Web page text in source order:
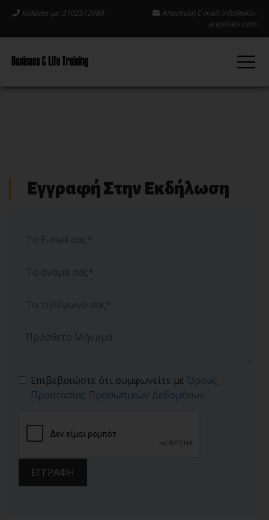
Καλέστε με: 2102512988 Αποστολή E-mail: info@akis-
angelakis.com
Εγγραφή Στην Εκδήλωση
Επιβεβαιώστε ότι συμφωνείτε με Όρους
Προστασίας Προσωπικών Δεδομένων
ΕΓΓΡΑΦΗ